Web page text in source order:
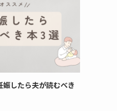
したら夫が読むべき